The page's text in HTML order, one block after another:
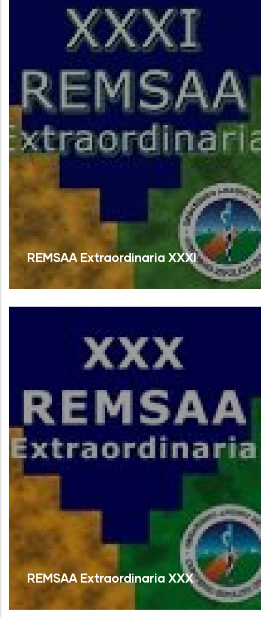
Read More
REMSAA Extraordinaria XXXI
REMSAA Extraordinaria XXX